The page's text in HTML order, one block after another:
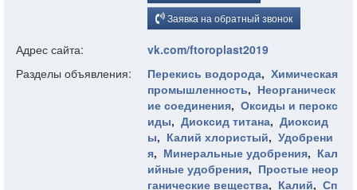
Заявка на обратный звонок
Адрес сайта:
vk.com/ftoroplast2019
Разделы объявления:
Перекись водорода, Химическая
промышленность, Неорганическ
ие соединения, Оксиды и перокс
иды, Диоксид титана, Диоксид
ы, Калий хлористый, Удобрени
я, Минеральные удобрения, Кал
ийные удобрения, Простые неор
ганические вещества, Калий, Сп